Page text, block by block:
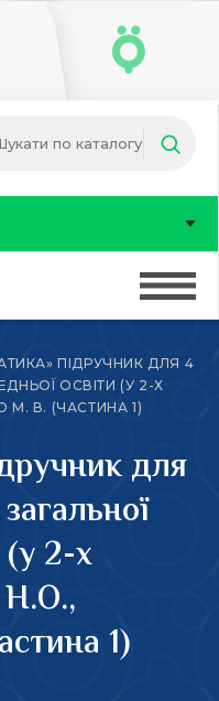
по каталогу
ПІДРУЧНИК ДЛЯ 4
ОСВІТИ (У 2-Х
М. В. (ЧАСТИНА 1)
для
(у 2-х
Н.О.,
1)